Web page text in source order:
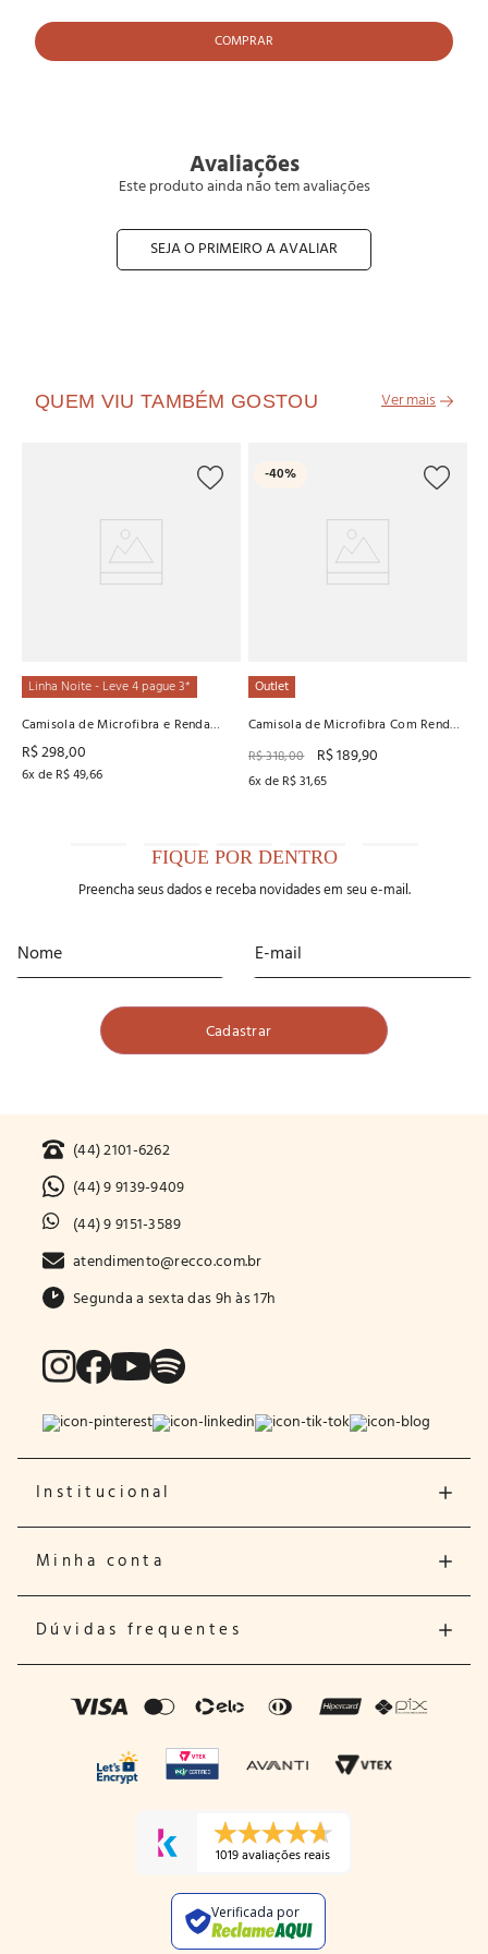
COMPRAR
Avaliações
Este produto ainda não tem avaliações
SEJA O PRIMEIRO A AVALIAR
QUEM VIU TAMBÉM GOSTOU
Linha Noite - Leve 4 pague 3*
Camisola de Microfibra e Renda
Recco
R$298,00
6x de R$49,66
-40%
Outlet
Camisola de Microfibra Com Renda
R$318,00 R$189,90
6x de R$31,65
FIQUE POR DENTRO
Preencha seus dados e receba novidades em seu e-mail.
(44) 2101-6262
(44) 9 9139-9409
(44) 9 9151-3589
atendimento@recco.com.br
Segunda a sexta das 9h às 17h
Institucional
Minha conta
Dúvidas frequentes
1019 avaliações reais
Verificada por